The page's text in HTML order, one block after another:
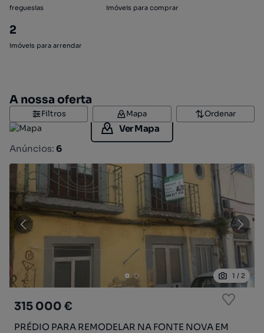
freguesias imóveis para comprar
2
imóveis para arrendar
A nossa oferta
Filtros Mapa Ordenar
Ver Mapa
Anúncios: 6
1 / 2
315 000 €
PRÉDIO PARA REMODELAR NA FONTE NOVA EM